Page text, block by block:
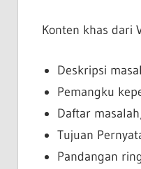
Konten khas dari
Deskripsi
Pemangku
Daftar
Tujuan
Pandangan